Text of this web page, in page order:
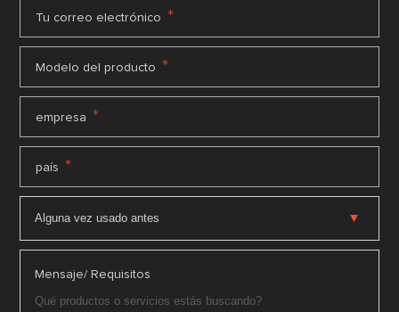
Tu correo electrónico *
Modelo del producto *
empresa *
país *
Mensaje/ Requisitos